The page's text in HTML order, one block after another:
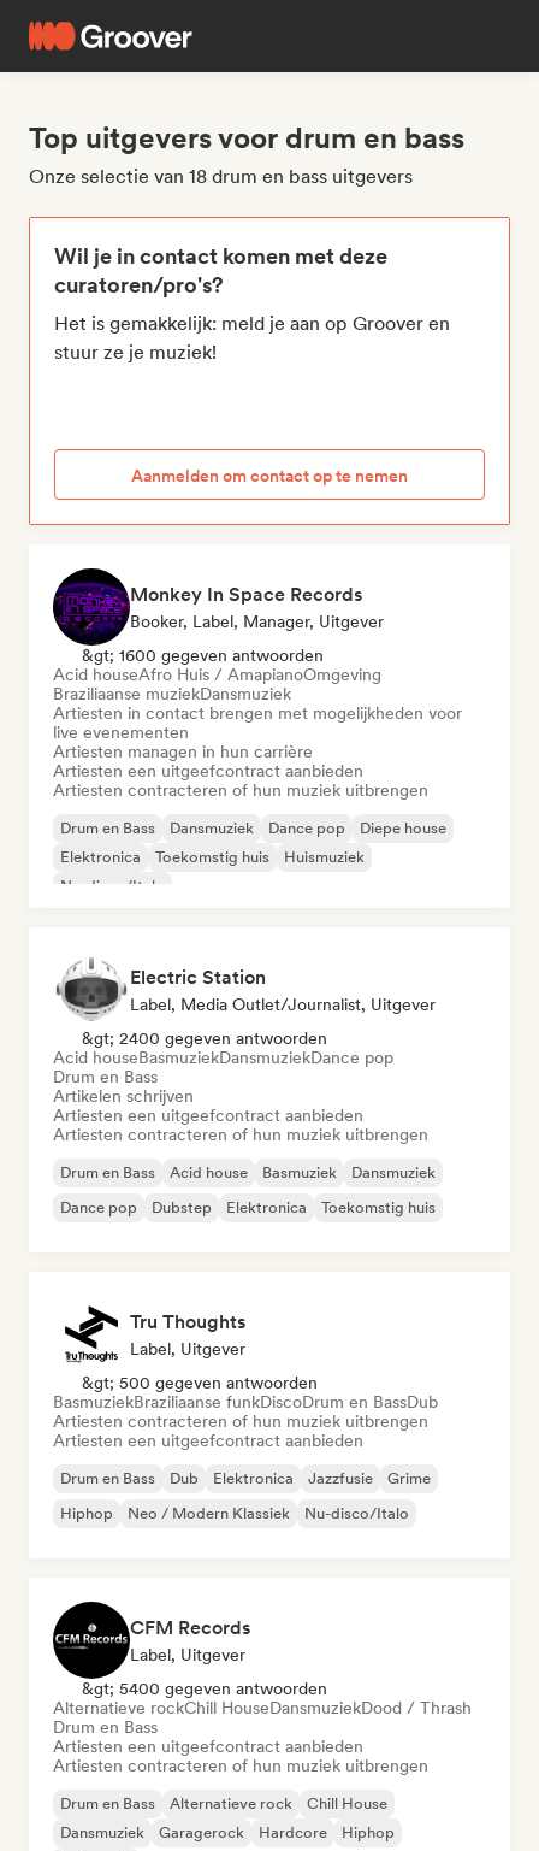
Top uitgevers voor drum en bass
Onze selectie van 18 drum en bass uitgevers
Wil je in contact komen met deze
curatoren/pro's?
Het is gemakkelijk: meld je aan op Groover en
stuur ze je muziek!
Aanmelden om contact op te nemen
Monkey In Space Records
Booker, Label, Manager, Uitgever
&gt; 1600 gegeven antwoorden
Acid houseAfro Huis / AmapianoOmgeving
Braziliaanse muziekDansmuziek
Artiesten in contact brengen met mogelijkheden voor
live evenementen
Artiesten managen in hun carrière
Artiesten een uitgeefcontract aanbieden
Artiesten contracteren of hun muziek uitbrengen
Drum en Bass Dansmuziek Dance pop
Diepe house
Elektronica
Toekomstig huis
Huismuziek
Nu-disco/Italo
Electric Station
Label, Media Outlet/Journalist, Uitgever
&gt; 2400 gegeven antwoorden
Acid houseBasmuziekDansmuziekDance pop
Drum en Bass
Artikelen schrijven
Artiesten een uitgeefcontract aanbieden
Artiesten contracteren of hun muziek uitbrengen
Drum en Bass Acid house Basmuziek
Dansmuziek
Dance pop
Dubstep Elektronica Toekomstig huis
Tru Thoughts
Label, Uitgever
&gt; 500 gegeven antwoorden
BasmuziekBraziliaanse funkDiscoDrum en BassDub
Artiesten contracteren of hun muziek uitbrengen
Artiesten een uitgeefcontract aanbieden
Drum en Bass Dub Elektronica Jazzfusie
Grime
Hiphop
Neo / Modern Klassiek Nu-disco/Italo
CFM Records
Label, Uitgever
&gt; 5400 gegeven antwoorden
Alternatieve rockChill HouseDansmuziekDood / Thrash
Drum en Bass
Artiesten een uitgeefcontract aanbieden
Artiesten contracteren of hun muziek uitbrengen
Drum en Bass Alternatieve rock
Chill House
Dansmuziek
Garagerock Hardcore
Hiphop